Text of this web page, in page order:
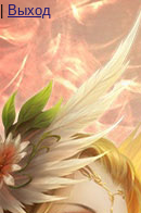
Выход